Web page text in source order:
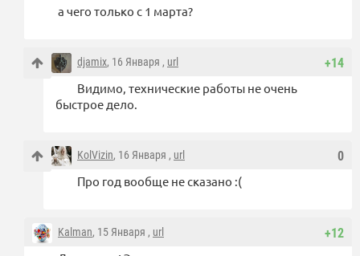
а чего только с 1 марта?
+14
djamix, 16 Января , url
Видимо, технические работы не очень
быстрое дело.
0
KolVizin, 16 Января , url
Про год вообще не сказано :(
+12
Kalman, 15 Января , url